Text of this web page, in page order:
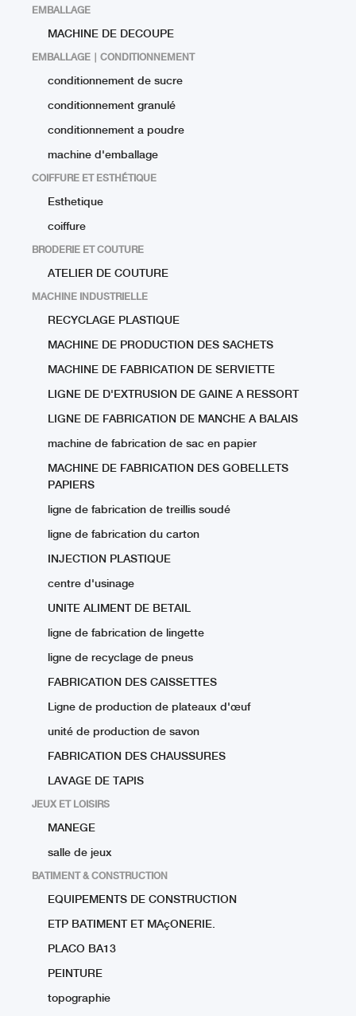
EMBALLAGE
MACHINE DE DECOUPE
EMBALLAGE ∣ CONDITIONNEMENT
conditionnement de sucre
conditionnement granulé
conditionnement a poudre
machine d'emballage
COIFFURE ET ESTHÉTIQUE
Esthetique
coiffure
BRODERIE ET COUTURE
ATELIER DE COUTURE
MACHINE INDUSTRIELLE
RECYCLAGE PLASTIQUE
MACHINE DE PRODUCTION DES SACHETS
MACHINE DE FABRICATION DE SERVIETTE
LIGNE DE D'EXTRUSION DE GAINE A RESSORT
LIGNE DE FABRICATION DE MANCHE A BALAIS
machine de fabrication de sac en papier
MACHINE DE FABRICATION DES GOBELLETS
PAPIERS
ligne de fabrication de treillis soudé
ligne de fabrication du carton
INJECTION PLASTIQUE
centre d'usinage
UNITE ALIMENT DE BETAIL
ligne de fabrication de lingette
ligne de recyclage de pneus
FABRICATION DES CAISSETTES
Ligne de production de plateaux d'œuf
unité de production de savon
FABRICATION DES CHAUSSURES
LAVAGE DE TAPIS
JEUX ET LOISIRS
MANEGE
salle de jeux
BATIMENT & CONSTRUCTION
EQUIPEMENTS DE CONSTRUCTION
ETP BATIMENT ET MAçONERIE.
PLACO BA13
PEINTURE
topographie